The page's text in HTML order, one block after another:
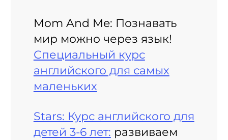
Mom And Me: Познавать
мир можно через язык!
Специальный курс
английского для самых
маленьких
Stars: Курс английского для
детей 3-6 лет: развиваем